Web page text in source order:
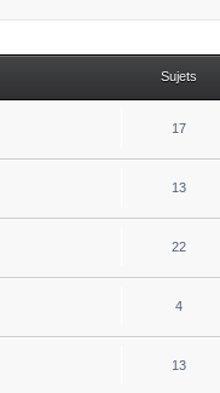
Sujets
17
13
22
4
13